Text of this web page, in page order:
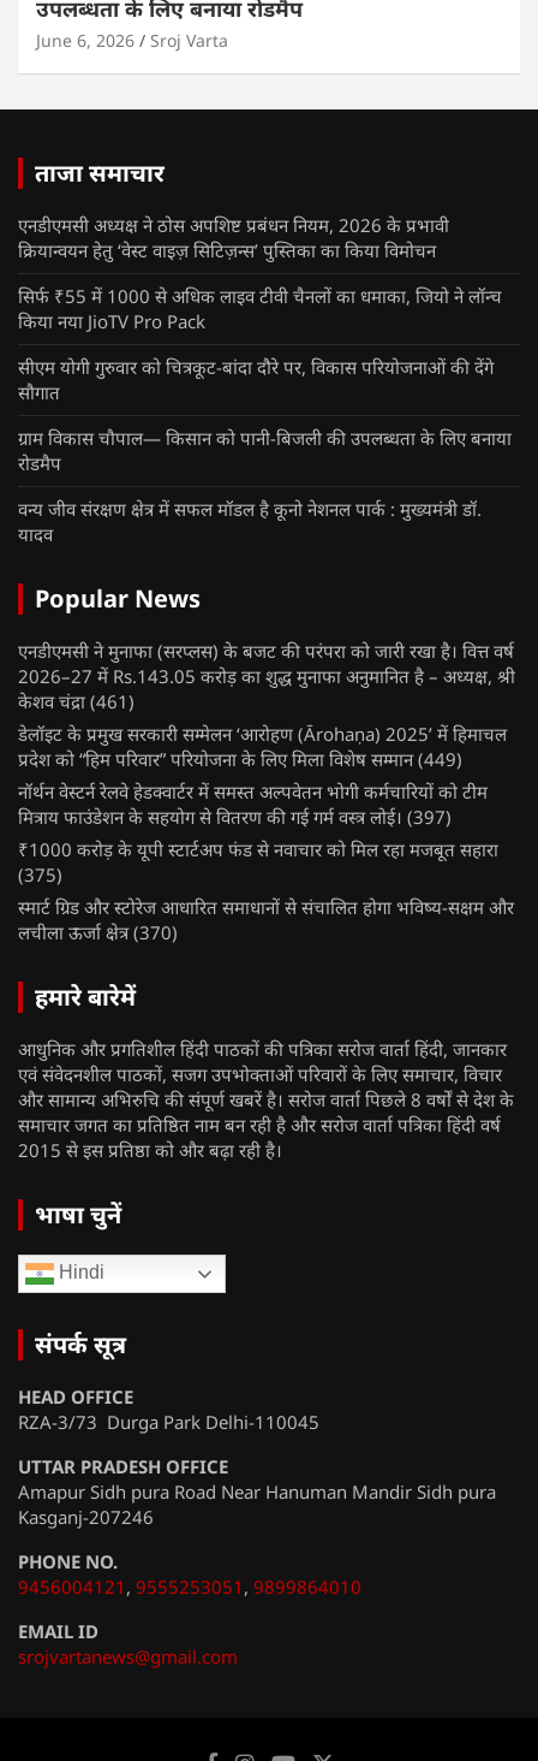
उपलब्धता के लिए बनाया रोडमैप
June 6, 2026 Sroj Varta
ताजा समाचार
एनडीएमसी अध्यक्ष ने ठोस अपशिष्ट प्रबंधन नियम, 2026 के प्रभावी
क्रियान्वयन हेतु ‘वेस्ट वाइज़ सिटिज़न्स’ पुस्तिका का किया विमोचन
सिर्फ ₹55 में 1000 से अधिक लाइव टीवी चैनलों का धमाका, जियो ने लॉन्च
किया नया JioTV Pro Pack
सीएम योगी गुरुवार को चित्रकूट-बांदा दौरे पर, विकास परियोजनाओं की देंगे
सौगात
ग्राम विकास चौपाल— किसान को पानी-बिजली की उपलब्धता के लिए बनाया
रोडमैप
वन्य जीव संरक्षण क्षेत्र में सफल मॉडल है कूनो नेशनल पार्क : मुख्यमंत्री डॉ.
यादव
Popular News
एनडीएमसी ने मुनाफा (सरप्लस) के बजट की परंपरा को जारी रखा है। वित्त वर्ष
2026–27 में Rs.143.05 करोड़ का शुद्ध मुनाफा अनुमानित है – अध्यक्ष, श्री
केशव चंद्रा (461)
डेलॉइट के प्रमुख सरकारी सम्मेलन ‘आरोहण (Ārohaṇa) 2025’ में हिमाचल
प्रदेश को “हिम परिवार” परियोजना के लिए मिला विशेष सम्मान (449)
नॉर्थन वेस्टर्न रेलवे हेडक्वार्टर में समस्त अल्पवेतन भोगी कर्मचारियों को टीम
मित्राय फाउंडेशन के सहयोग से वितरण की गई गर्म वस्त्र लोई। (397)
₹1000 करोड़ के यूपी स्टार्टअप फंड से नवाचार को मिल रहा मजबूत सहारा
(375)
स्मार्ट ग्रिड और स्टोरेज आधारित समाधानों से संचालित होगा भविष्य-सक्षम और
लचीला ऊर्जा क्षेत्र (370)
हमारे बारेमें
आधुनिक और प्रगतिशील हिंदी पाठकों की पत्रिका सरोज वार्ता हिंदी, जानकार
एवं संवेदनशील पाठकों, सजग उपभोक्ताओं परिवारों के लिए समाचार, विचार
और सामान्य अभिरुचि की संपूर्ण खबरें है। सरोज वार्ता पिछले 8 वर्षों से देश के
समाचार जगत का प्रतिष्ठित नाम बन रही है और सरोज वार्ता पत्रिका हिंदी वर्ष
2015 से इस प्रतिष्ठा को और बढ़ा रही है।
भाषा चुनें
Hindi
संपर्क सूत्र
HEAD OFFICE
RZA-3/73 Durga Park Delhi-110045
UTTAR PRADESH OFFICE
Amapur Sidh pura Road Near Hanuman Mandir Sidh pura
Kasganj-207246
PHONE NO.
9456004121 , 9555253051 , 9899864010
EMAIL ID
srojvartanews@gmail.com